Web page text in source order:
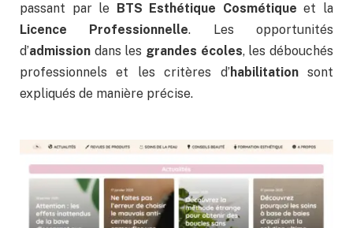
passant par le
BTS Esthétique Cosmétique et la
Licence Professionnelle. Les opportunités
d’admission dans les grandes écoles, les débouchés
professionnels et les critères d’habilitationsont
expliqués de manière précise.